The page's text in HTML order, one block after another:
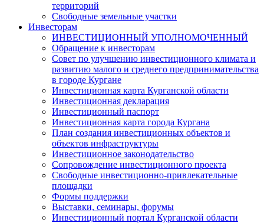
территорий
Свободные земельные участки
Инвесторам
ИНВЕСТИЦИОННЫЙ УПОЛНОМОЧЕННЫЙ
Обращение к инвесторам
Совет по улучшению инвестиционного климата и
развитию малого и среднего предпринимательства
в городе Кургане
Инвестиционная карта Курганской области
Инвестиционная декларация
Инвестиционный паспорт
Инвестиционная карта города Кургана
План создания инвестиционных объектов и
объектов инфраструктуры
Инвестиционное законодательство
Сопровождение инвестиционного проекта
Свободные инвестиционно-привлекательные
площадки
Формы поддержки
Выставки, семинары, форумы
Инвестиционный портал Курганской области